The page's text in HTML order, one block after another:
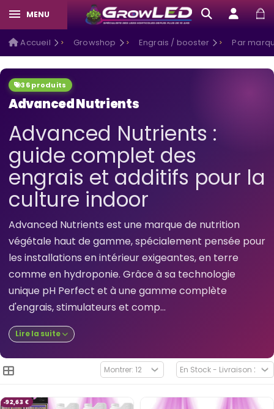
MENU
Accueil Growshop Engrais / booster Par
36 produits
Advanced Nutrients
Advanced Nutrients :
guide complet des
engrais et additifs pour la
culture indoor
Advanced Nutrients est une marque de nutrition
végétale haut de gamme, spécialement pensée pour
les installations en intérieur exigeantes, en terre
comme en hydroponie. Grâce à sa technologie
unique pH Perfect et à une gamme complète
d'engrais, stimulateurs et comp...
Lire la suite
-92,63 €